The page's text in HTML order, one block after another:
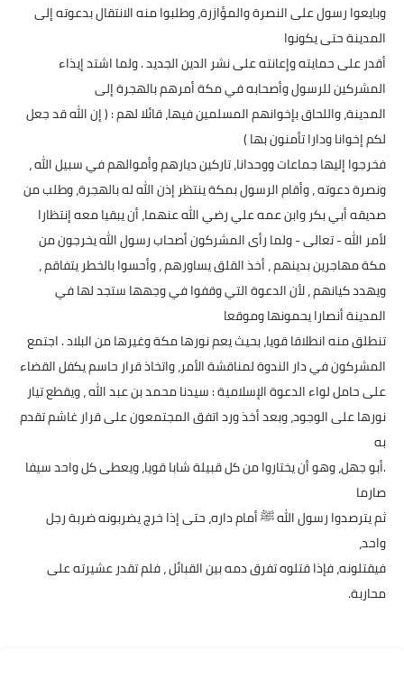
وبايعوا رسول على النصرة والمؤازرة، وطلبوا منه الانتقال بدعوته إلى
المدينة حتى يكونوا
أقدر على حمايته وإعانته على نشر الدين الجديد . ولما اشتد إيذاء
المشركين للرسول وأصحابه في مكة أمرهم بالهجرة إلى
المدينة، واللحاق بإخوانهم المسلمين فيها، قائلا لهم : ( إن الله قد جعل
لكم إخوانا ودارا تأمنون بها )
فخرجوا إليها جماعات ووحدانا، تاركين ديارهم وأموالهم في سبيل الله ،
ونصرة دعوته ، وأقام الرسول بمكة ينتظر إذن الله له بالهجرة، وطلب من
صديقه أبي بكر وابن عمه علي رضي الله عنهما، أن يبقيا معه إنتظارا
لأمر الله - تعالى - ولما رأى المشركون أصحاب رسول الله يخرجون من
مكة مهاجرين بدينهم ، أخذ القلق يساورهم ، وأحسوا بالخطر يتفاقم ،
ويهدد كيانهم ، لأن الدعوة التي وقفوا في وجهها ستجد لها في
المدينة أنصارا يحمونها وموقعا
تنطلق منه انطلاقا قويا، بحيث يعم نورها مكة وغيرها من البلاد . اجتمع
المشركون في دار الندوة لمناقشة الأمر، واتخاذ قرار حاسم يكفل القضاء
على حامل لواء الدعوة الإسلامية : سيدنا محمد بن عبد الله ، ويقطع تيار
نورها على الوجود، وبعد أخذ ورد اتفق المجتمعون على قرار غاشم تقدم
به
.أبو جهل، وهو أن يختاروا من كل قبيلة شابا قويا، ويعطى كل واحد سيفا
صارما
ثم يترصدوا رسول الله ﷺ أمام داره، حتى إذا خرج يضربونه ضربة رجل
واحد،
فيقتلونه، فإذا قتلوه تفرق دمه بين القبائل ، فلم تقدر عشيرته على
محاربة.